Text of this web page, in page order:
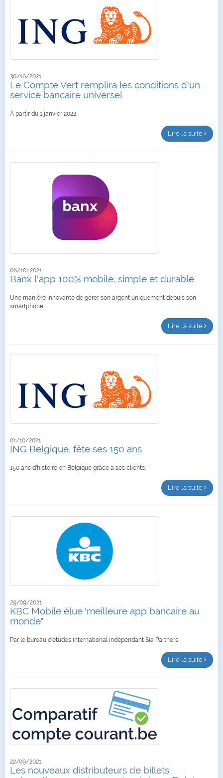
30/10/2021
Le Compte Vert remplira les conditions d'un
service bancaire universel
À partir du 1 janvier 2022.
Lire la suite
06/10/2021
Banx l'app 100% mobile, simple et durable
Une manière innovante de gérer son argent uniquement depuis son
smartphone
Lire la suite
01/10/2021
ING Belgique, fête ses 150 ans
150 ans d'histoire en Belgique grâce à ses clients.
Lire la suite
29/09/2021
KBC Mobile élue 'meilleure app bancaire au
monde"
Par le bureau d'études international indépendant Sia Partners
Lire la suite
22/09/2021
Les nouveaux distributeurs de billets